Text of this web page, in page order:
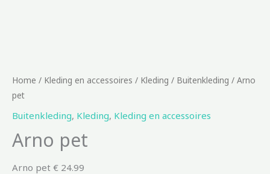
Home / Kleding en accessoires / Kleding / Buitenkleding / Arno
pet
Buitenkleding, Kleding, Kleding en accessoires
Arno pet
Arno pet € 24.99